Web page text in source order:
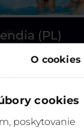
O cookies
cookies
poskytovanie
(PL)